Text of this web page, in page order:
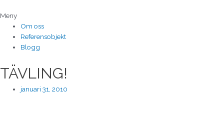
till
innehåll
Meny
Om oss
Referensobjekt
Blogg
TÄVLING!
januari 31, 2010